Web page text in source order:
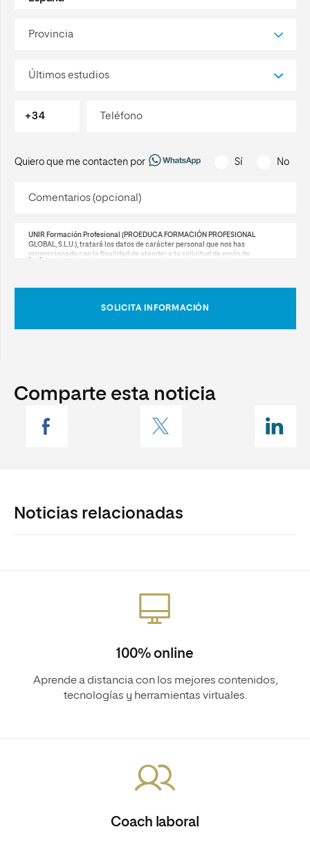
provincia
últimos estudios
teléfono
Quiero que me contacten por Sí No
comentarios (opcional)
UNIR Formación Profesional (PROEDUCA FORMACIÓN PROFESIONAL
GLOBAL, S.L.U.), tratará los datos de carácter personal que nos has
proporcionado con la finalidad de atender a tu solicitud de envío de
Podrás revocar el consentimiento otorgado, así como ejercitar los derechos
solicitud dirigida a C/ de García Martín, 21, Pozuelo de Alarcón, 28224, Madrid,
SOLICITA INFORMACIÓN
Comparte esta noticia
Noticias relacionadas
100% online
Aprende a distancia con los mejores contenidos,
tecnologías y herramientas virtuales.
Coach laboral